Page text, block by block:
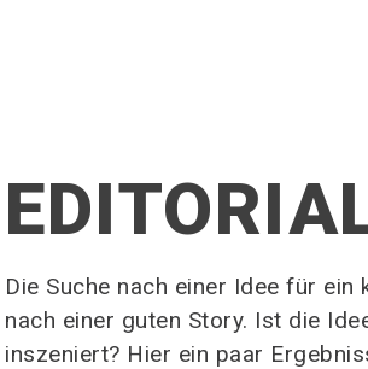
Die Suche nach einer Idee für
nach einer guten Story. Ist die
inszeniert? Hier ein paar